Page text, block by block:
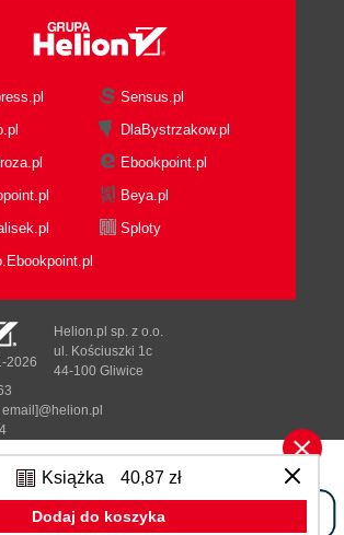
Książka 40,87 zł
Dodaj do koszyka
Sensus.pl
DlaBystrzakow.pl
Ebookpoint.pl
Beya.pl
Sploty
byTonik.pl
2026
Helion.pl sp. z o.o.
ul. Kościuszki 1c
44-100 Gliwice